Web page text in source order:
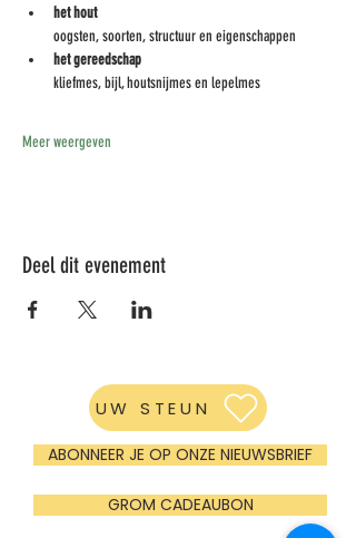
het hout
oogsten, soorten, structuur en eigenschappen
het gereedschap
kliefmes, bijl, houtsnijmes en lepelmes
Meer weergeven
Deel dit evenement
UW STEUN
ABONNEER JE OP ONZE NIEUWSBRIEF
GROM CADEAUBON